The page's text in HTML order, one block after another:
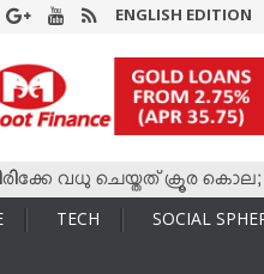
ENGLISH EDITION
വധു ചെയ്തത് ക്രൂര കൊല;
TECH
SOCIAL